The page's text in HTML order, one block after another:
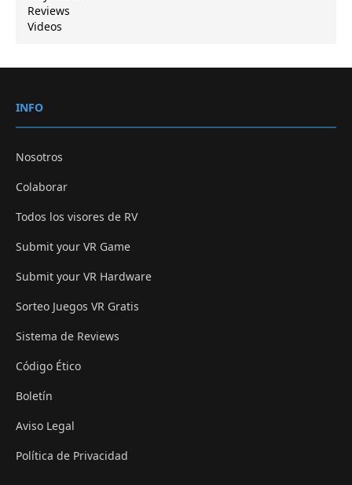
Reviews
Videos
INFO
Nosotros
Colaborar
Todos los visores de RV
Submit your VR Game
Submit your VR Hardware
Sorteo Juegos VR Gratis
Sistema de Reviews
Código Ético
Boletín
Aviso Legal
Política de Privacidad